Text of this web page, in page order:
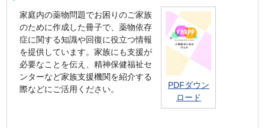
家庭内の薬物問題でお困りのご家族
のために作成した冊子で、薬物依存
症に関する知識や回復に役立つ情報
を提供しています。家族にも支援が
必要なことを伝え、精神保健福祉セ
ンターなど家族支援機関を紹介する
際などにご活用ください。
PDFダウン
ロード